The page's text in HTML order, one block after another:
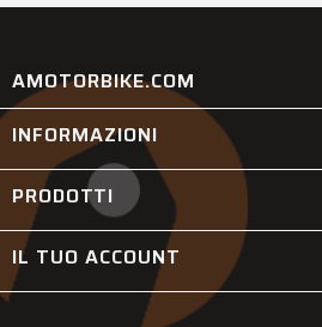
AMOTORBIKE.COM
INFORMAZIONI
PRODOTTI
IL TUO ACCOUNT